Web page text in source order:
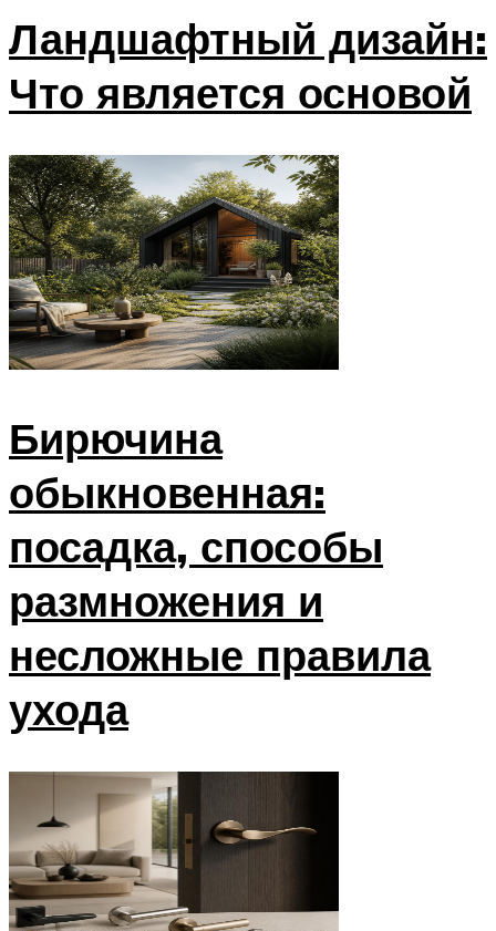
Ландшафтный дизайн:
Что является основой
Бирючина
обыкновенная:
посадка, способы
размножения и
несложные правила
ухода